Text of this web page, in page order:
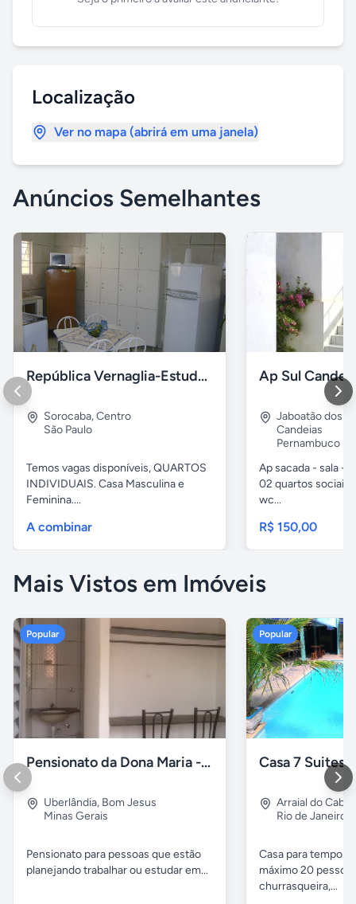
Localização
Ver no mapa (abrirá em uma janela)
Anúncios Semelhantes
República Vernaglia-Estudantes e ou Trabalhadores
Sorocaba,Centro
São Paulo
Temos vagas disponíveis, QUARTOS
INDIVIDUAIS. Casa Masculina e
Feminina....
A combinar
Ap Sul
Jaboatão dos
Candeias
Pernambuco
Ap sacada - sala -
02 quartos
wc...
R$ 150,00
Mais Vistos em Imóveis
Popular
Pensionato da Dona Maria - Uberlândia/MG
Uberlândia, Bom Jesus
Minas Gerais
Pensionato para pessoas que estão
planejando trabalhar ou estudar em...
Popular
Arraial do Cabo
Rio de Janeiro
Casa para
máximo 20
churrasqueira,...